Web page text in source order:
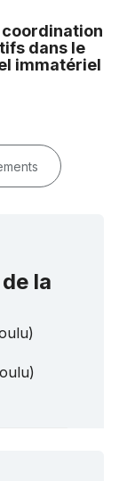
dans le
immatériel
la